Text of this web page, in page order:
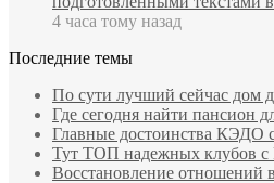
4 часа тому назад
Последние темы
По сути лучший сейчас дом
Где сегодня найти пансион
Главные достоинства КЭДО
Тут ТОП надежных клубов с
Восстановление отношений